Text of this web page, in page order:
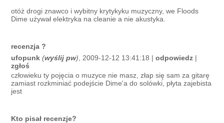
otóż drogi znawco i wybitny krytykyku muzyczny, we Floods
Dime używał elektryka na cleanie a nie akustyka.
recenzja ?
ufopunk (wyślij pw) , 2009-12-12 13:41:18 |odpowiedz |
zgłoś
człowieku ty pojęcia o muzyce nie masz, złap się sam za gitarę
zamiast rozkminiać podejście Dime'a do solówki, płyta zajebista
jest
Kto pisał recenzje?